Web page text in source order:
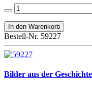
Bestell-Nr. 59227
Bilder aus der